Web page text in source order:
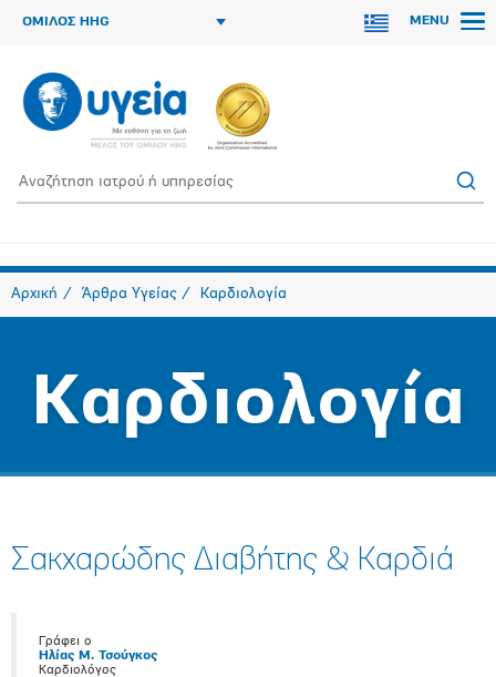
ΟΜΙΛΟΣ HHG MENU
Αρχική Άρθρα Υγείας Καρδιολογία
Καρδιολογία
Σακχαρώδης Διαβήτης & Καρδιά
Γράφει ο
Ηλίας Μ. Τσούγκος
Καρδιολόγος